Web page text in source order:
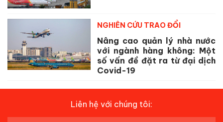
NGHIÊN CỨU TRAO ĐỔI
Nâng cao quản lý nhà nước
với ngành hàng không: Một
số vấn đề đặt ra từ đại dịch
Covid-19
Liên hệ với chúng tôi: